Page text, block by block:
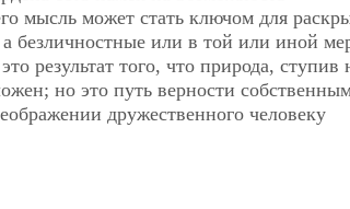
мысль может стать ключом для
безличностные или в той или иной
результат того, что природа, ступив
но это путь верности
дружественного человеку